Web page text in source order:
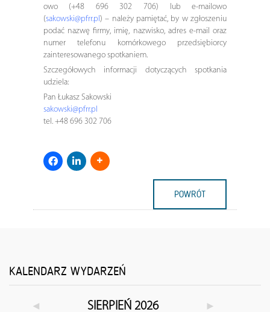
owo (+48 696 302 706) lub e-mailowo
(sakowski@pfrr.pl ) – należy pamiętać, by w zgłoszeniu
podać nazwę firmy, imię, nazwisko, adres e-mail oraz
numer telefonu komórkowego przedsiębiorcy
zainteresowanego spotkaniem.
Szczegółowych informacji dotyczących spotkania
udziela:
Pan Łukasz Sakowski
sakowski@pfrr.pl
tel. +48 696 302 706
POWRÓT
KALENDARZ WYDARZEŃ
◄ SIERPIEŃ 2026 ►